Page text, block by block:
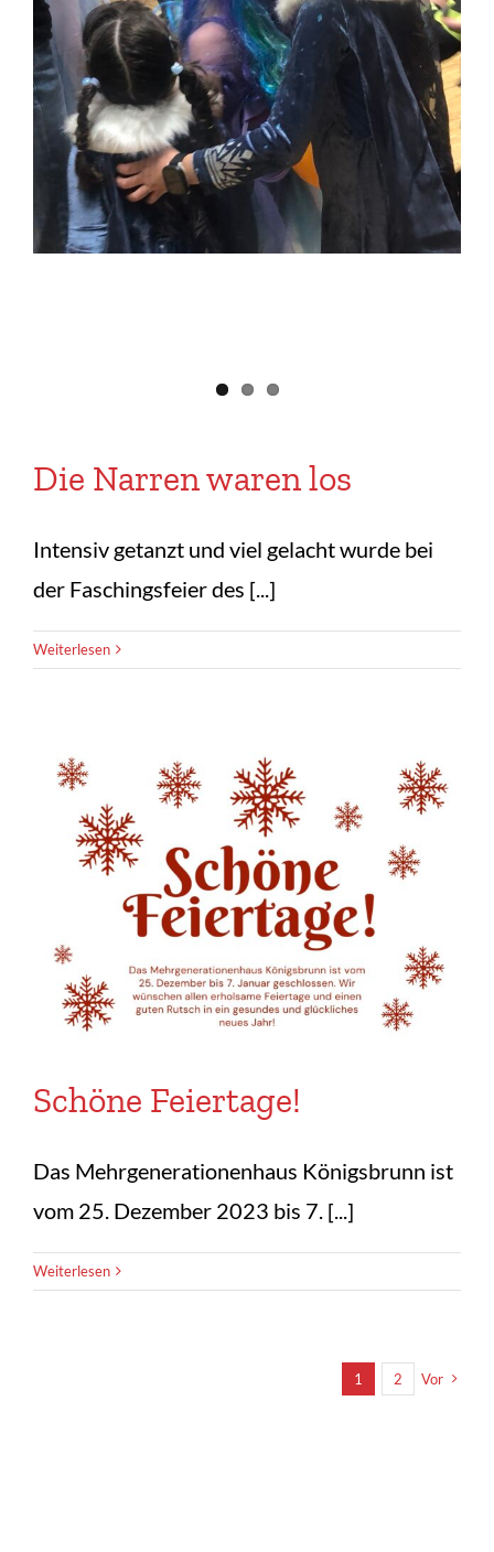
Die Narren waren los
Intensiv getanzt und viel gelacht wurde bei
der Faschingsfeier des [...]
Weiterlesen
Schöne Feiertage!
Das Mehrgenerationenhaus Königsbrunn ist
vom 25. Dezember 2023 bis 7. [...]
Weiterlesen
1 2 Vor